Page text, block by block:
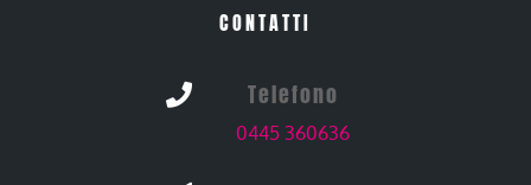
CONTATTI
 Telefono
0445 360636